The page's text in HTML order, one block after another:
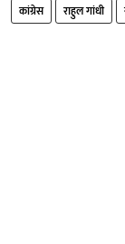
कांग्रेस राहुल गांधी